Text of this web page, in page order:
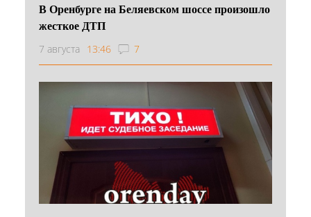
В Оренбурге на Беляевском шоссе произошло
жесткое ДТП
7 августа 13:46 7